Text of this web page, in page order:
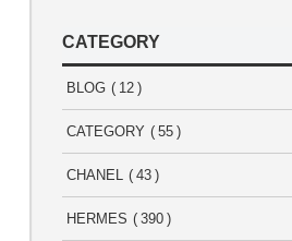
CATEGORY
BLOG 12
CATEGORY 55
CHANEL 43
HERMES 390